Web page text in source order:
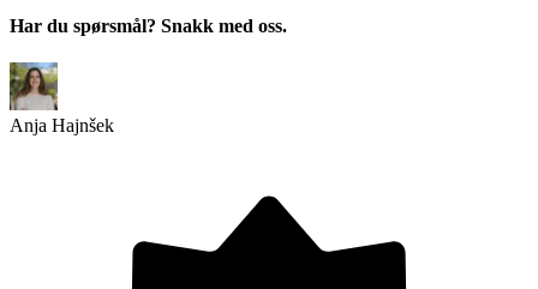
Har du spørsmål? Snakk med oss.
Anja Hajnšek